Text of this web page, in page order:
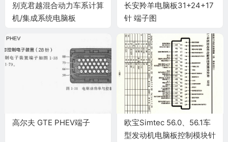
别克君越混合动力车系计算
机/集成系统电脑板
长安羚羊电脑板31+24+17
针 端子图
高尔夫 GTE PHEV端子
欧宝Simtec 56.0、56.1车
型发动机电脑板控制模块针